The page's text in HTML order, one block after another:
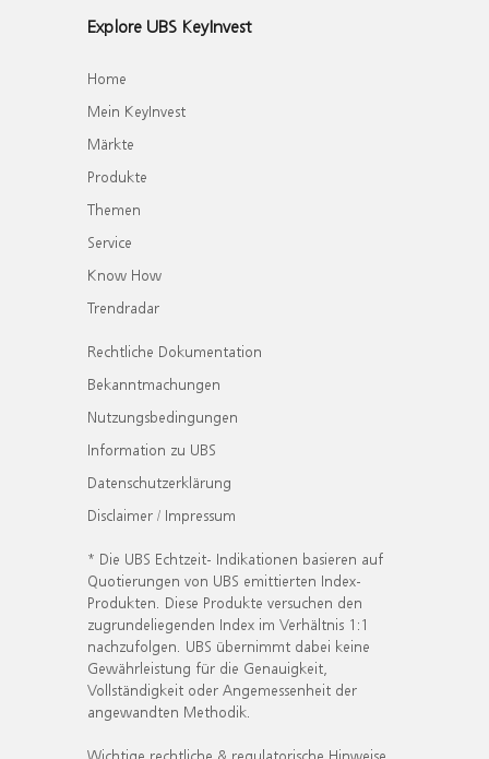
Explore UBS KeyInvest
Home
Mein KeyInvest
Märkte
Produkte
Themen
Service
Know How
Trendradar
Rechtliche Dokumentation
Bekanntmachungen
Nutzungsbedingungen
Information zu UBS
Datenschutzerklärung
Disclaimer / Impressum
* Die UBS Echtzeit- Indikationen basieren auf
Quotierungen von UBS emittierten Index-
Produkten. Diese Produkte versuchen den
zugrundeliegenden Index im Verhältnis 1:1
nachzufolgen. UBS übernimmt dabei keine
Gewährleistung für die Genauigkeit,
Vollständigkeit oder Angemessenheit der
angewandten Methodik.